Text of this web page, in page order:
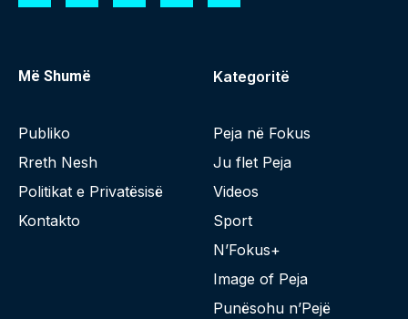
Më Shumë
Publiko
Rreth Nesh
Politikat e Privatësisë
Kontakto
Kategoritë
Peja në Fokus
Ju flet Peja
Videos
Sport
N’Fokus+
Image of Peja
Punësohu n’Pejë